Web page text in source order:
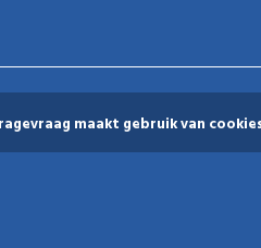
- V1.3.5 - Alle rechten
maakt gebruik van